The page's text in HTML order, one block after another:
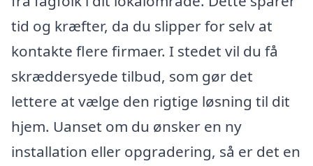
tid og kræfter, da du slipper for selv at
kontakte flere firmaer. I stedet vil du få
skræddersyede tilbud, som gør det
lettere at vælge den rigtige løsning til dit
hjem. Uanset om du ønsker en ny
installation eller opgradering, så er det en